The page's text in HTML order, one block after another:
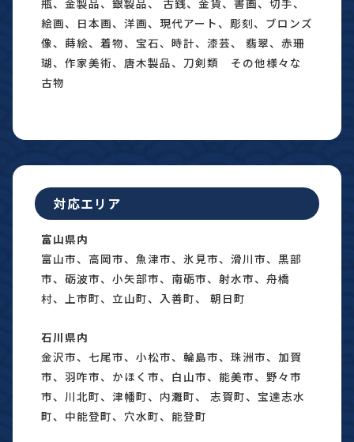
絵画、日本画、洋画、現代アート、彫刻、ブロンズ
像、蒔絵、着物、宝石、時計、漆芸、 翡翠、赤珊
瑚、作家美術、唐木製品、刀剣類 その他様々な
古物
対応エリア
富山県内
富山市、高岡市、魚津市、氷見市、滑川市、黒部
市、砺波市、小矢部市、南砺市、射水市、舟橋
村、上市町、立山町、入善町、 朝日町
石川県内
金沢市、七尾市、小松市、輪島市、珠洲市、加賀
市、羽咋市、かほく市、白山市、能美市、野々市
市、川北町、津幡町、内灘町、 志賀町、宝達志水
町、中能登町、穴水町、能登町